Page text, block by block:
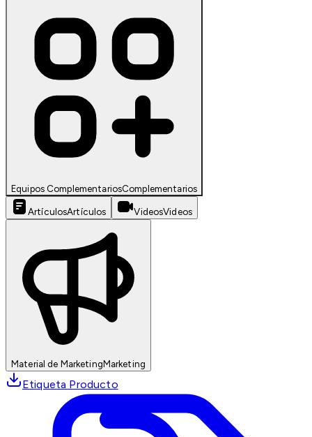
Equipos ComplementariosComplementarios
ArtículosArtículos VideosVideos
Material de MarketingMarketing
Etiqueta Producto